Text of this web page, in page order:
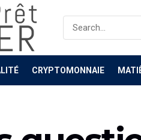
CRYPTOMONNAIE